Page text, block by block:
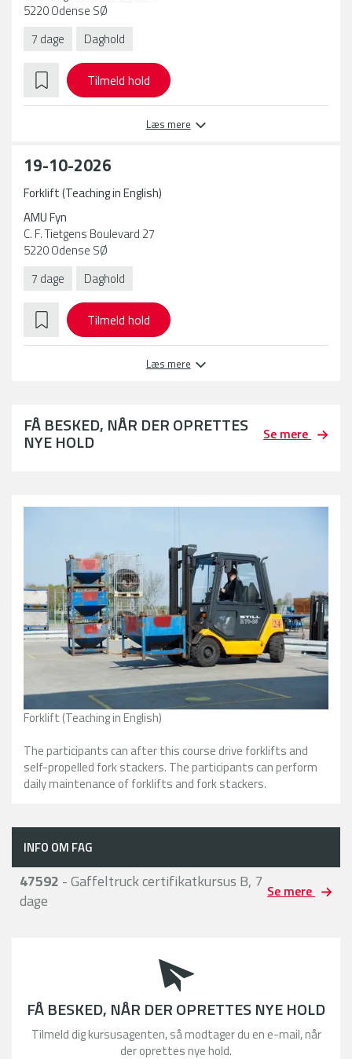
5220 Odense SØ
7 dage
Daghold
Tilmeld hold
Læs mere
19-10-2026
Forklift (Teaching in English)
AMU Fyn
C. F. Tietgens Boulevard 27
5220 Odense SØ
7 dage
Daghold
Tilmeld hold
Læs mere
FÅ BESKED, NÅR DER OPRETTES
NYE HOLD Se mere
Forklift (Teaching in English)
The participants can after this course drive forklifts and
self-propelled fork stackers. The participants can perform
daily maintenance of forklifts and fork stackers.
INFO OM FAG
47592 - Gaffeltruck certifikatkursus B, 7
dage
Se mere
FÅ BESKED, NÅR DER OPRETTES NYE HOLD
Tilmeld dig kursusagenten, så modtager du en e-mail, når
der oprettes nye hold.